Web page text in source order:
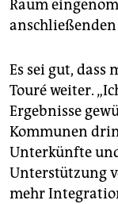
Raum
anschließenden
Es sei gut, dass
Touré weiter.
Ergebnisse
Kommunen
Unterkünfte
Unterstützung
mehr